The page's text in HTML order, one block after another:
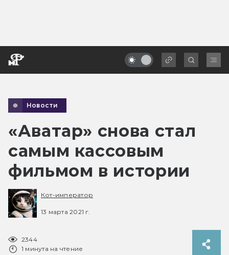
Новости
«Аватар» снова стал
самым кассовым
фильмом в истории
Кот-император
13 марта 2021 г.
2344
1 минута на чтение